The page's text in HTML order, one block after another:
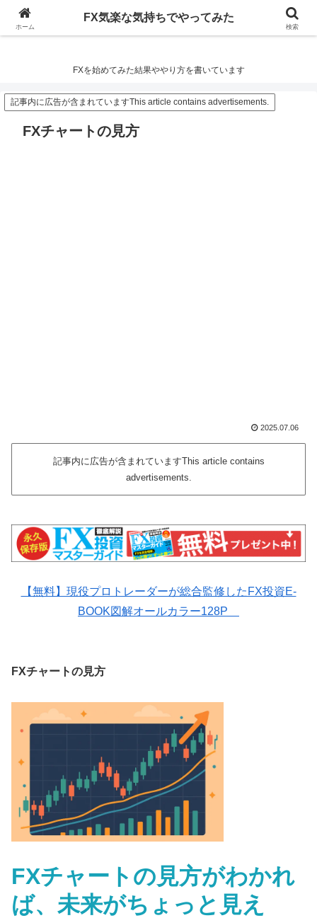
FX気楽な気持ちでやってみた
FXを始めてみた結果ややり方を書いています
記事内に広告が含まれていますThis article contains advertisements.
FXチャートの見方
2025.07.06
記事内に広告が含まれていますThis article contains
advertisements.
【無料】現役プロトレーダーが総合監修したFX投資E-
BOOK図解オールカラー128P
FXチャートの見方
FXチャートの見方がわかれ
ば、未来がちょっと見え
ホーム
FX気楽な気持ちでやってみた
検索